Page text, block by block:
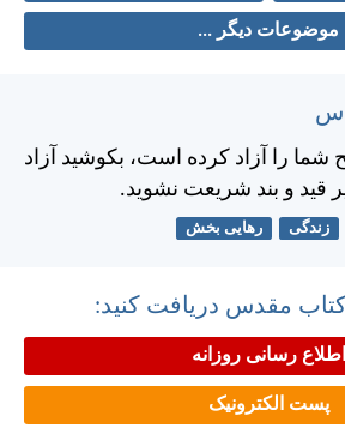
موضوعات دیگر ...
را آزاد كرده است، بكوشيد آزاد
قيد و بند شريعت نشويد.
زندگی رهایی بخش
کتاب مقدس دریافت کنید:
اطلاع رسانی روزانه
پست الکترونیک